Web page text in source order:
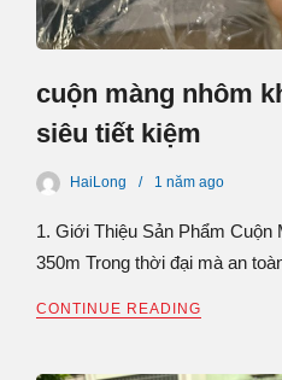
cuộn màng nhôm
siêu tiết kiệm
HaiLong 1 năm ago
1. Giới Thiệu Sản Phẩm Cuộn
350m Trong thời đại mà an
CONTINUE READING